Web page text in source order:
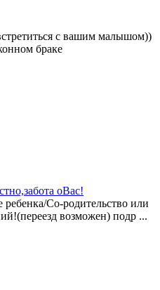
с вашим малышом))
браке
оВас!
ребенка/Со-родительство или
возможен) подр ...